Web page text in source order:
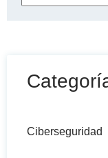
Ciberseguridad